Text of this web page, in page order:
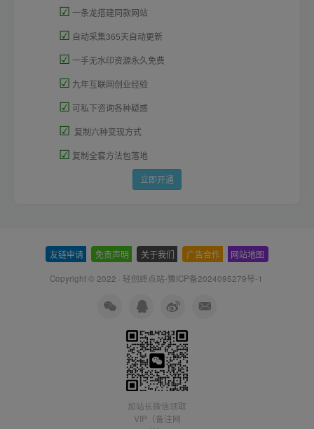
☑ 一条龙搭建同款网站
☑ 自动采集365天自动更新
☑ 一手无水印资源永久免费
☑ 九年互联网创业经验
☑ 可私下咨询各种疑惑
☑ 复制六种变现方式
☑ 复制全套方法包落地
立即开通
友链申请 免责声明 关于我们 广告合作 网站地图
Copyright © 2022 · 轻创终点站-豫ICP备2024095279号-1
加站长微信领取
VIP（备注网